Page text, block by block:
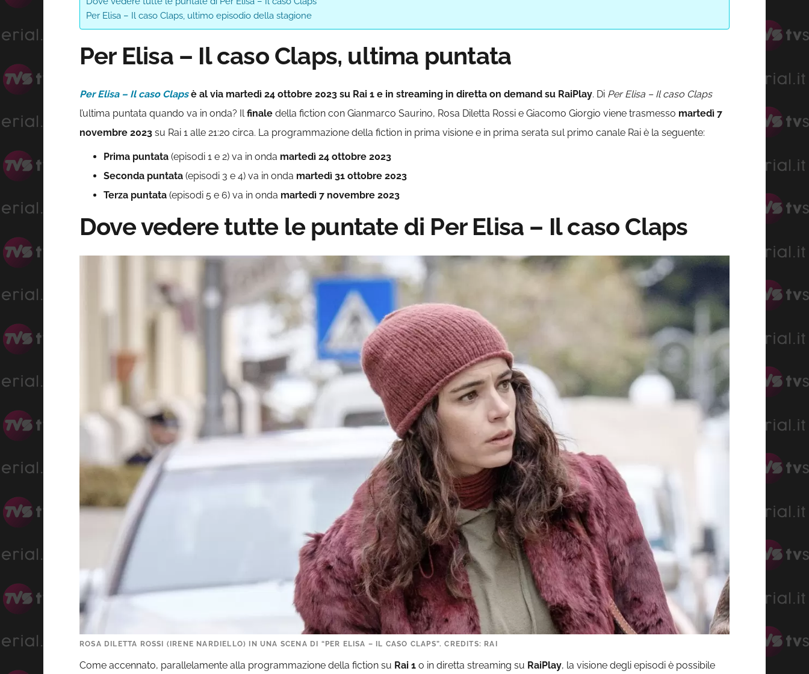
Per Elisa – Il caso Claps, ultimo episodio della stagione
Per Elisa – Il caso Claps, ultima puntata
Per Elisa – Il caso Clapsè al via martedì 24 ottobre 2023 su Rai 1 e in streaming in diretta on demand su RaiPlay. Di Per Elisa – Il caso Claps
l’ultima puntata quando va in onda? Ilfinale della fiction con Gianmarco Saurino, Rosa Diletta Rossi e Giacomo Giorgio viene trasmesso martedì 7
novembre 2023 su Rai 1 alle 21:20 circa. La programmazione della fiction in prima visione e in prima serata sul primo canale Rai è la seguente:
Prima puntata (episodi 1 e 2) va in onda martedì 24 ottobre 2023
Seconda puntata (episodi 3 e 4) va in onda martedì 31 ottobre 2023
Terza puntata (episodi 5 e 6) va in onda martedì 7 novembre 2023
Dove vedere tutte le puntate di Per Elisa – Il caso Claps
ROSA DILETTA ROSSI (IRENE NARDIELLO) IN UNA SCENA DI “PER ELISA – IL CASO CLAPS”. CREDITS: RAI
Come accennato, parallelamente alla programmazione della fiction su Rai 1 o in diretta streaming su RaiPlay, la visione degli episodi è possibile